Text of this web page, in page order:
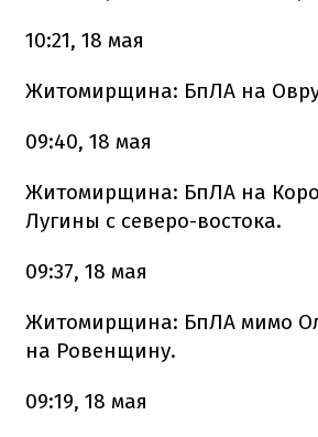
10:21, 18 мая
Житомирщина: БпЛА на
09:40, 18 мая
Житомирщина: БпЛА на
Лугины с северо-востока.
09:37, 18 мая
Житомирщина: БпЛА мимо
на Ровенщину.
09:19, 18 мая